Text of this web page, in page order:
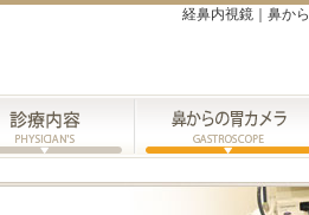
経鼻内視鏡｜鼻か